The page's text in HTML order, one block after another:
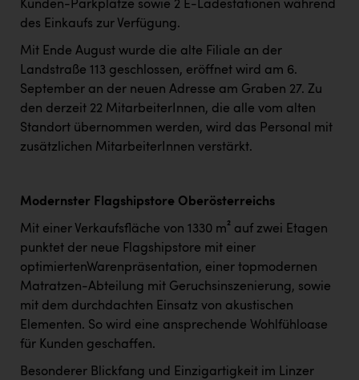
Kunden-Parkplätze sowie 2 E-Ladestationen während
des Einkaufs zur Verfügung.
Mit Ende August wurde die alte Filiale an der
Landstraße 113 geschlossen, eröffnet wird am 6.
September an der neuen Adresse am Graben 27. Zu
den derzeit 22 MitarbeiterInnen, die alle vom alten
Standort übernommen werden, wird das Personal mit
zusätzlichen MitarbeiterInnen verstärkt.
Modernster Flagshipstore Oberösterreichs
Mit einer Verkaufsfläche von 1330 m² auf zwei Etagen
punktet der neue Flagshipstore mit einer
optimiertenWarenpräsentation, einer topmodernen
Matratzen-Abteilung mit Geruchsinszenierung, sowie
mit dem durchdachten Einsatz von akustischen
Elementen. So wird eine ansprechende Wohlfühloase
für Kunden geschaffen.
Besonderer Blickfang und Einzigartigkeit im Linzer